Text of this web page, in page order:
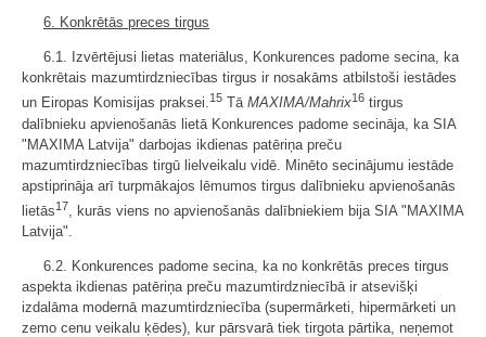
6. Konkrētās preces tirgus
6.1. Izvērtējusi lietas materiālus, Konkurences padome secina, ka
konkrētais mazumtirdzniecības tirgus ir nosakāms atbilstoši iestādes
un Eiropas Komisijas praksei.15 Tā MAXIMA/Mahrix16 tirgus
dalībnieku apvienošanās lietā Konkurences padome secināja, ka SIA
"MAXIMA Latvija" darbojas ikdienas patēriņa preču
mazumtirdzniecības tirgū lielveikalu vidē. Minēto secinājumu iestāde
apstiprināja arī turpmākajos lēmumos tirgus dalībnieku apvienošanās
lietās17
, kurās viens no apvienošanās dalībniekiem bija SIA "MAXIMA
Latvija".
6.2. Konkurences padome secina, ka no konkrētās preces tirgus
aspekta ikdienas patēriņa preču mazumtirdzniecībā ir atsevišķi
izdalāma modernā mazumtirdzniecība (supermārketi, hipermārketi un
zemo cenu veikalu ķēdes), kur pārsvarā tiek tirgota pārtika, neņemot